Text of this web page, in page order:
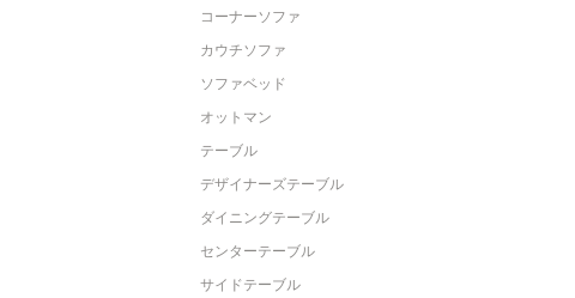
コーナーソファ
カウチソファ
ソファベッド
オットマン
テーブル
デザイナーズテーブル
ダイニングテーブル
センターテーブル
サイドテーブル